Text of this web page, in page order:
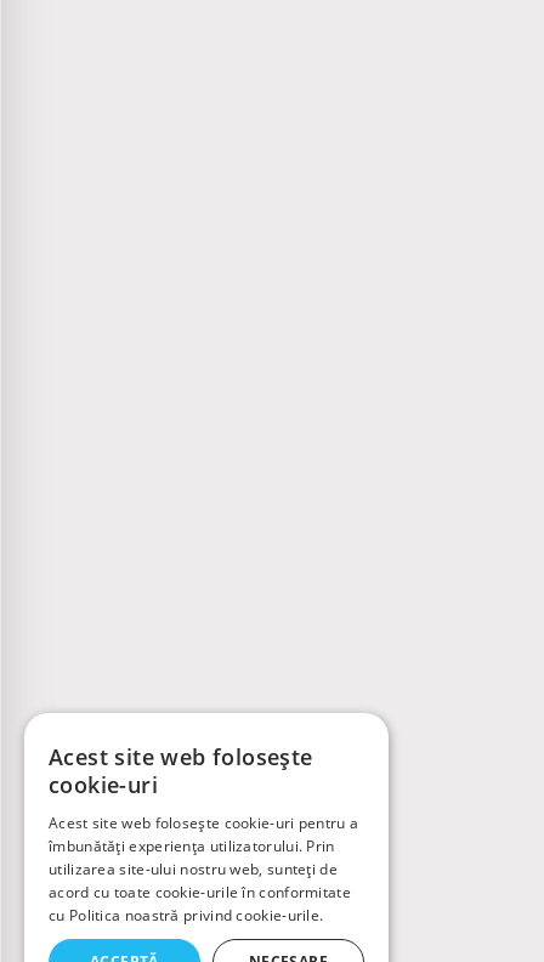
Acest site web folosește
cookie-uri
Acest site web folosește cookie-uri pentru a
îmbunătăți experiența utilizatorului. Prin
utilizarea site-ului nostru web, sunteți de
acord cu toate cookie-urile în conformitate
cu Politica noastră privind cookie-urile.